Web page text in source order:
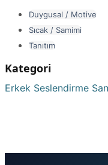
Duygusal / Motive
Sıcak / Samimi
Tanıtım
Kategori
Erkek Seslendirme